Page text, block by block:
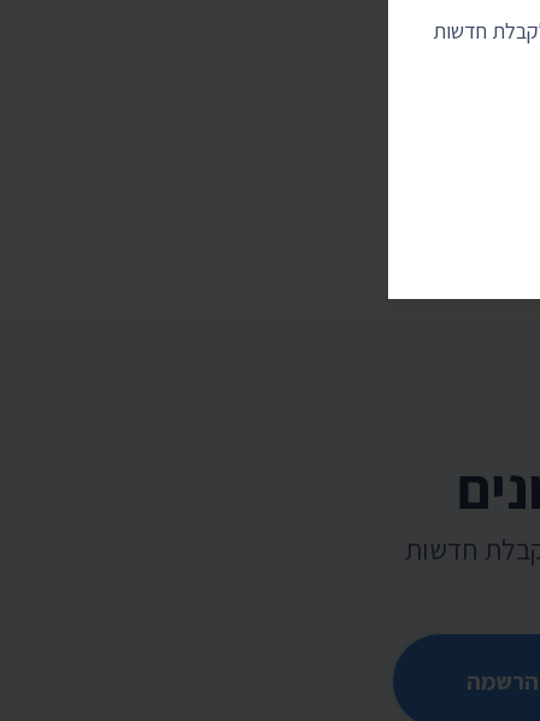
חדשות
חדשות
הרשמה